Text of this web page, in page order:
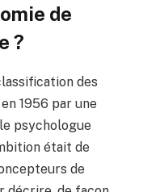
de
?
des
1956 par une
psychologue
était de
de